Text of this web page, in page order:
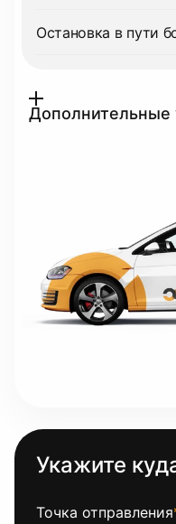
Остановка в пути
Дополнительные
Укажите
Точка отправления